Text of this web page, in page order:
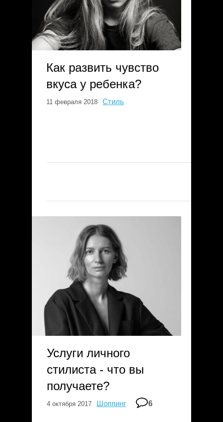
Как развить чувство
вкуса у ребенка?
11 февраля 2018 Стиль
Услуги личного
стилиста - что вы
получаете?
4 октября 2017 Шоппинг 6